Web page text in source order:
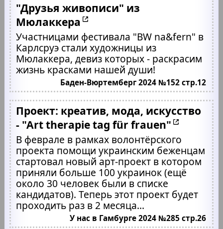
"Друзья живописи" из
Мюлаккера
Участницами фестивала "BW na&fern" в
Карлсруэ стали художницы из
Мюлаккера, девиз которых - раскрасим
жизнь красками нашей души!
Баден-Вюртемберг 2024 №152 стр.12
Проект: креатив, мода, искусство
- "Art therapie tag für frauen"
В феврале в рамках волонтёрского
проекта помощи украинским беженцам
стартовал новый арт-проект в котором
приняли больше 100 украинок (ещё
около 30 человек были в списке
кандидатов). Теперь этот проект будет
проходить раз в 2 месяца...
У нас в Гамбурге 2024 №285 стр.26